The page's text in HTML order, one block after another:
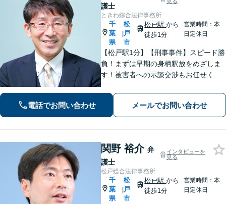
護士
ときわ綜合法律事務所
千
葉
県
|
松
戸
市
松戸駅から
徒歩1分
営業時間：本
日定休日
【松戸駅1分】【刑事事件】スピード勝
負！まずは早期の身柄釈放をめざしま
す！被害者への示談交渉もお任せくだ
も」で悩んでいませんか？証拠の集め
方や交渉の進め方には自信がありま
す。調停もお任せください。
電話でお問い合わせ メールでお問い合わせ
関野 裕介 弁
護士
インタビューを
見る
松戸総合法律事務所
千
葉
県
|
松
戸
市
松戸駅から
徒歩1分
営業時間：本
日定休日